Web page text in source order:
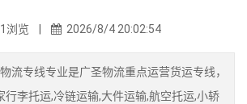
浏览 | 2026/8/4 20:02:54
专线专业是广圣物流重点运营货运专线，
行李托运,冷链运输,大件运输,航空托运,小轿